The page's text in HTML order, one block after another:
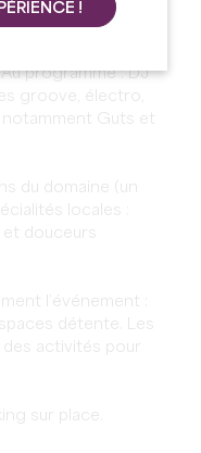
Nocturnes
cœur des vignes,
programme : DJ
groove, électro,
Guts et
du domaine (un
locales :
et douceurs
l’événement :
détente. Les
des activités pour
sur place.
!